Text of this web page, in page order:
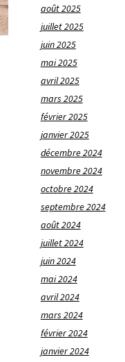
août 2025
juillet 2025
juin 2025
mai 2025
avril 2025
mars 2025
février 2025
janvier 2025
décembre 2024
novembre 2024
octobre 2024
septembre 2024
août 2024
juillet 2024
juin 2024
mai 2024
avril 2024
mars 2024
février 2024
janvier 2024